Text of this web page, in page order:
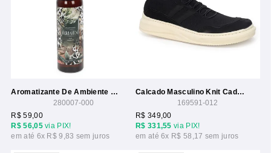
Aromatizante De Ambiente Herbarium 240ml
280007-000
R$ 56,05via PIX!
R$ 59,00
6x R$ 9,83
Calcado Masculino Knit Cadarço Elastico
169591-012
R$ 331,55 via PIX!
R$ 349,00
6x R$ 58,17